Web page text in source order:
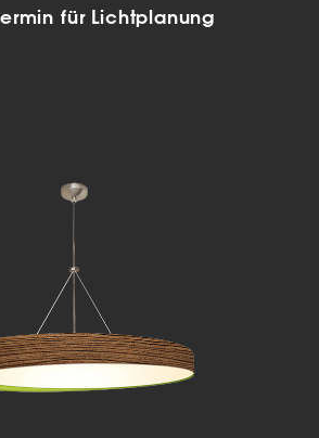
für Lichtplanung